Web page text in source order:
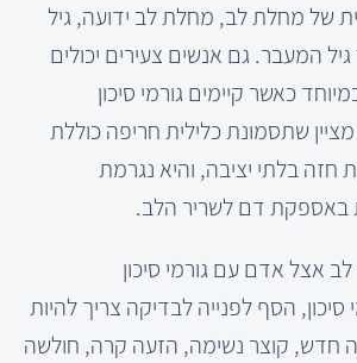
של מחלת לב, מחלת לב ידועה, גיל
המעבר. גם אנשים צעירים יכולים
כאשר קיימים גורמי סיכון
משמעותיים. AHA מציין שתסמונת כלילית חריפה כוללת
בלתי יציבה, והיא נגרמת
באספקת דם לשריר הלב.
אצל אדם עם גורמי סיכון
הסף לפנייה לבדיקה צריך להיות
חדש, קוצר נשימה, הזעה קרה, חולשה